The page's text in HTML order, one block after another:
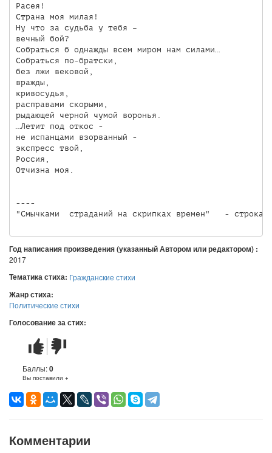
Расея!
Страна моя милая!
Ну что за судьба у тебя –
вечный бой?
Собраться б однажды всем миром нам силами…
Собраться по-братски,
без лжи вековой,
вражды,
кривосудья,
расправами скорыми,
рыдающей черной чумой воронья.
…Летит под откос -
не испанцами взорванный -
экспресс твой,
Россия,
Отчизна моя.
----
"Смычками  страданий на скрипках времен"   - строка
Год написания произведения (указанный Автором или редактором) :
2017
Тематика стиха: Гражданские стихи
Жанр стиха:
Политические стихи
Голосование за стих:
Стих
понравился
Стих
не
понравился
Баллы:0
Вы поставили +
Комментарии